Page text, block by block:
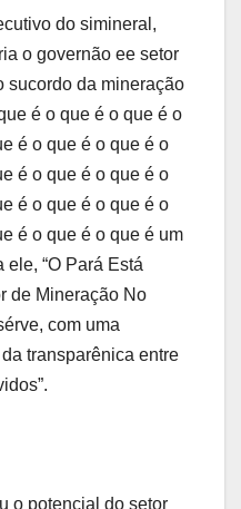
do simineral,
o governão ee setor
sucordo da mineração
é o que é o que é o
é o que é o que é o
é o que é o que é o
é o que é o que é o
é o que é o que é um
“O Pará Está
de Mineração No
com uma
transparênica entre
o potencial do setor